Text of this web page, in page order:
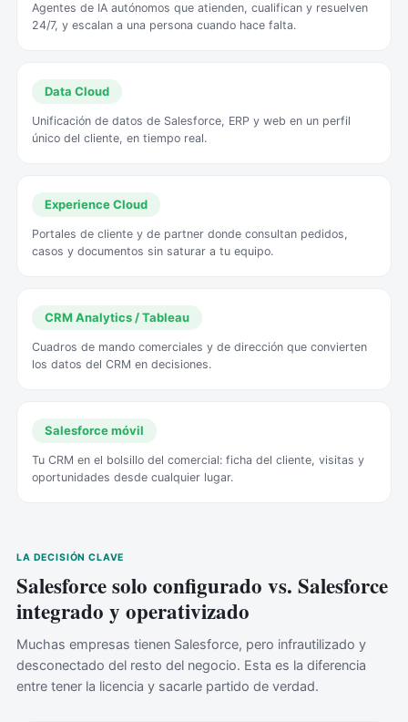
Agentes de IA autónomos que atienden, cualifican y resuelven
24/7, y escalan a una persona cuando hace falta.
Data Cloud
Unificación de datos de Salesforce, ERP y web en un perfil
único del cliente, en tiempo real.
Experience Cloud
Portales de cliente y de partner donde consultan pedidos,
casos y documentos sin saturar a tu equipo.
CRM Analytics / Tableau
Cuadros de mando comerciales y de dirección que convierten
los datos del CRM en decisiones.
Salesforce móvil
Tu CRM en el bolsillo del comercial: ficha del cliente, visitas y
oportunidades desde cualquier lugar.
LA DECISIÓN CLAVE
Salesforce solo configurado vs. Salesforce
integrado y operativizado
Muchas empresas tienen Salesforce, pero infrautilizado y
desconectado del resto del negocio. Esta es la diferencia
entre tener la licencia y sacarle partido de verdad.